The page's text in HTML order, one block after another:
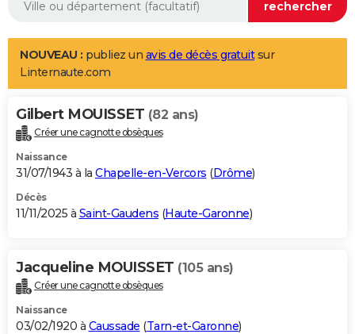
Aménagement intérieur
LIFESTYLE
Art de vivre
Bien-être
Loisirs
Mode
Modes de vie
Alimentation
Guide de la santé
Maladies
Médicaments
Sommeil
VOYAGE
Destinations
City break
Voyage nature
Voyage de noces
Forum
Climat
+PHOTO
GUIDES D'ACHAT
BONS PLANS
Carte de Noël
Carte Bonne année
Carte Saint-Valentin
Carte Pâques
Carte d'anniversaire
DICTIONNAIRE
Dictionnaire
Biographies
Citations
Expressions
Proverbes
PROGRAMME TV
NOUVEAU : publiez un avis de décès gratuitsur
Linternaute.com
Gilbert MOUISSET (82 ans)
Créer une cagnotte obsèques
Naissance
31/07/1943 à la Chapelle-en-Vercors (Drôme)
Décès
11/11/2025 à Saint-Gaudens (Haute-Garonne)
Jacqueline MOUISSET (105 ans)
Créer une cagnotte obsèques
Naissance
03/02/1920 à Caussade (Tarn-et-Garonne)